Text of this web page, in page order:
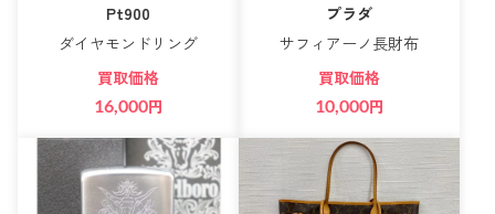
Pt900
ダイヤモンドリング
買取価格
16,000円
プラダ
サフィアーノ長財布
買取価格
10,000円